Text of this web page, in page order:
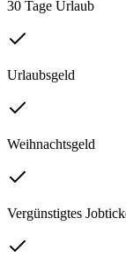
30 Tage Urlaub
Urlaubsgeld
Weihnachtsgeld
Vergünstigtes